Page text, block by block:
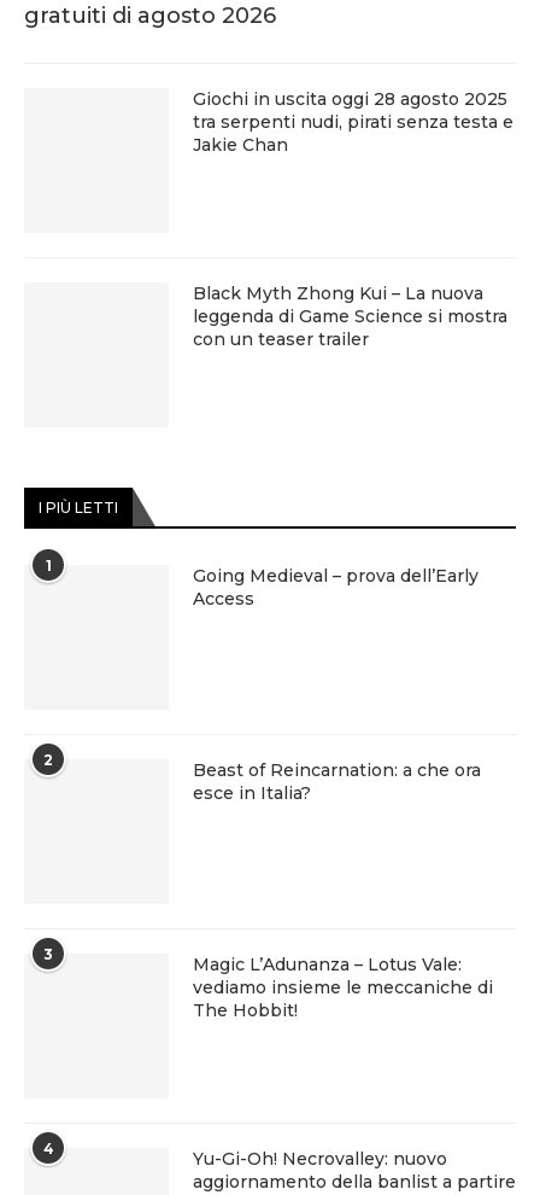
gratuiti di agosto 2026
Giochi in uscita oggi 28 agosto 2025
tra serpenti nudi, pirati senza testa e
Jakie Chan
Black Myth Zhong Kui – La nuova
leggenda di Game Science si mostra
con un teaser trailer
I PIÙ LETTI
1
Going Medieval – prova dell’Early
Access
2
Beast of Reincarnation: a che ora
esce in Italia?
3
Magic L’Adunanza – Lotus Vale:
vediamo insieme le meccaniche di
The Hobbit!
4
Yu-Gi-Oh! Necrovalley: nuovo
aggiornamento della banlist a partire